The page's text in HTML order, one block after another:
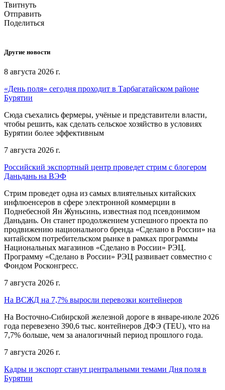
Твитнуть
Отправить
Поделиться
Другие новости
8 августа 2026 г.
«День поля» сегодня проходит в Тарбагатайском районе
Бурятии
Сюда съехались фермеры, учёные и представители власти,
чтобы решить, как сделать сельское хозяйство в условиях
Бурятии более эффективным
7 августа 2026 г.
Российский экспортный центр проведет стрим с блогером
Даньдань на ВЭФ
Стрим проведет одна из самых влиятельных китайских
инфлюенсеров в сфере электронной коммерции в
Поднебесной Ян Жуньсинь, известная под псевдонимом
Даньдань. Он станет продолжением успешного проекта по
продвижению национального бренда «Сделано в России» на
китайском потребительском рынке в рамках программы
Национальных магазинов «Сделано в России» РЭЦ.
Программу «Сделано в России» РЭЦ развивает совместно с
Фондом Росконгресс.
7 августа 2026 г.
На ВСЖД на 7,7% выросли перевозки контейнеров
На Восточно-Сибирской железной дороге в январе-июле 2026
года перевезено 390,6 тыс. контейнеров ДФЭ (TEU), что на
7,7% больше, чем за аналогичный период прошлого года.
7 августа 2026 г.
Кадры и экспорт станут центральными темами Дня поля в
Бурятии